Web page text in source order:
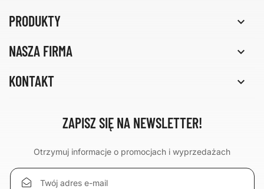
PRODUKTY 
NASZA FIRMA 
KONTAKT 
ZAPISZ SIĘ NA NEWSLETTER!
Otrzymuj informacje o promocjach i wyprzedażach